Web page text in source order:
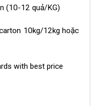
(10-12 quả/KG)
10kg/12kg hoặc
with best price